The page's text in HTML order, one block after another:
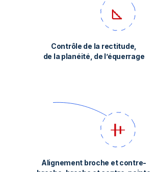
Contrôle de la rectitude,
de la planéité, de l’équerrage
Alignement broche et contre-